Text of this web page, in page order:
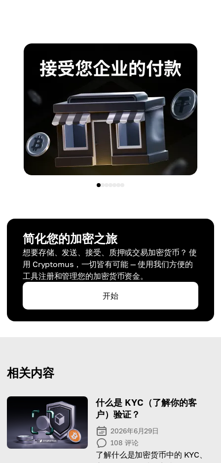
简化您的加密之旅
想要存储、发送、接受、质押或交易加密货币？ 使
用 Cryptomus，一切皆有可能 — 使用我们方便的
工具注册和管理您的加密货币资金。
开始
相关内容
什么是 KYC（了解你的客
户）验证？
2026年6月29日
108 评论
了解什么是加密货币中的 KYC、